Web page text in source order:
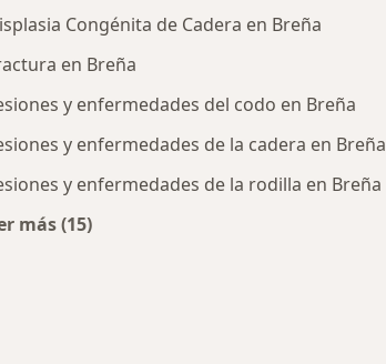
Congénita de Cadera en Breña
en Breña
y enfermedades del codo en Breña
y enfermedades de la cadera en Breña
y enfermedades de la rodilla en Breña
más (15)